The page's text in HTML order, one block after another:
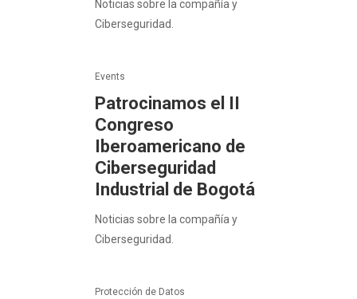
Noticias sobre la compañía y
Ciberseguridad.
Events
Patrocinamos el II
Congreso
Iberoamericano de
Ciberseguridad
Industrial de Bogotá
Noticias sobre la compañía y
Ciberseguridad.
Protección de Datos